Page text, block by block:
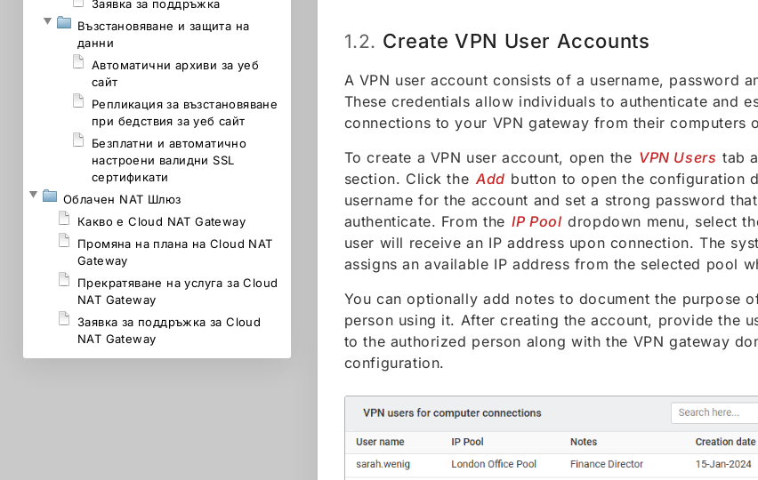
Заявка за поддръжка
Възстановяване и защита на
данни
Автоматични архиви за уеб
сайт
Репликация за възстановяване
при бедствия за уеб сайт
Безплатни и автоматично
настроени валидни SSL
сертификати
Облачен NAT Шлюз
Какво е Cloud NAT Gateway
Промяна на плана на Cloud NAT
Gateway
Прекратяване на услуга за Cloud
NAT Gateway
Заявка за поддръжка за Cloud
NAT Gateway
1.2. Create VPN User Accounts
A VPN user account consists of a username, password
These credentials allow individuals to authenticate and
connections to your VPN gateway from their computers
To create a VPN user account, open the VPN Users tab
section. Click the Add button to open the configuration
username for the account and set a strong password
authenticate. From the IP Pool dropdown menu, select
user will receive an IP address upon connection. The
assigns an available IP address from the selected pool
You can optionally add notes to document the purpose
person using it. After creating the account, provide the
to the authorized person along with the VPN gateway
configuration.